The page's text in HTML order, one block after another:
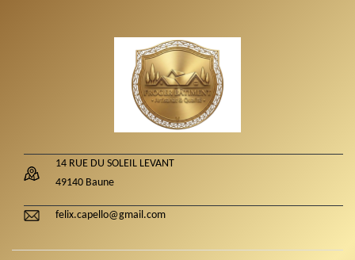
14 RUE DU SOLEIL LEVANT
49140 Baune
felix.capello@gmail.com